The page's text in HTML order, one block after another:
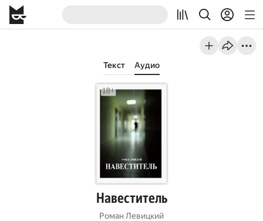
Текст Аудио
Навеститель
Роман Левицкий